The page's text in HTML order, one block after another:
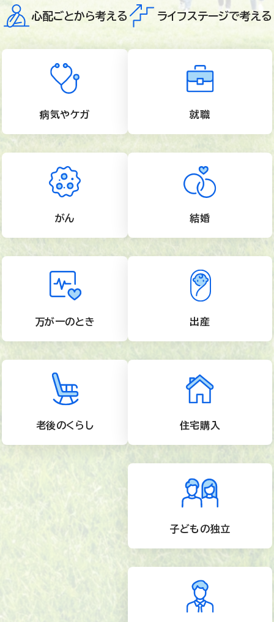
心配ごとから考える
病気やケガ
がん
万が一のとき
老後のくらし
ライフステージで考える
就職
結婚
出産
住宅購入
子どもの独立